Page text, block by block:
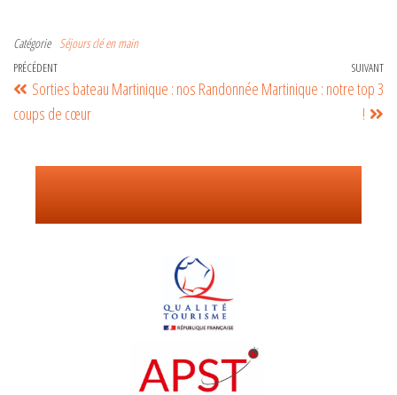
l
t
e
r
Catégorie Séjours clé en main
PRÉCÉDENT
Sorties bateau Martinique : nos
coups de cœur
SUIVANT
Randonnée Martinique : notre top 3
!
Nosgaranties